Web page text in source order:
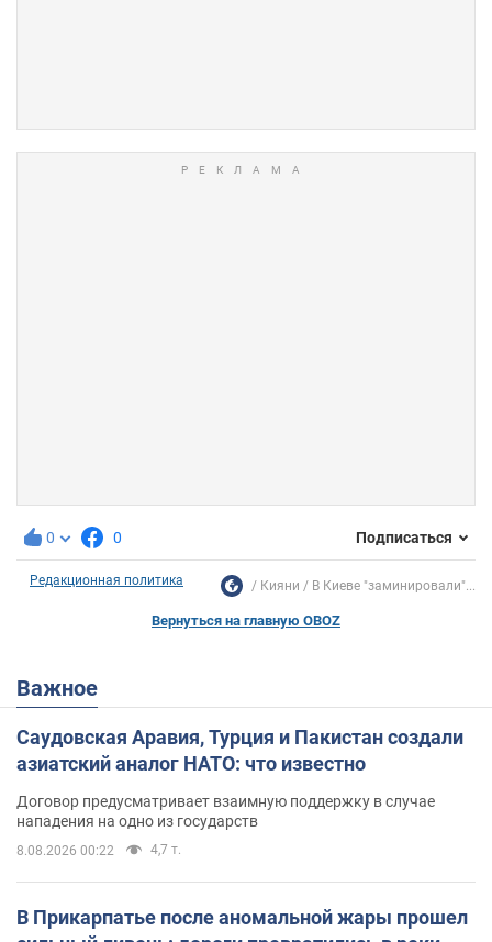
0 0 Подписаться
Редакционная политика Кияни В Киеве "заминировали"...
Вернуться на главную OBOZ
Важное
Саудовская Аравия, Турция и Пакистан создали
азиатский аналог НАТО: что известно
Договор предусматривает взаимную поддержку в случае
нападения на одно из государств
8.08.2026 00:22 4,7 т.
В Прикарпатье после аномальной жары прошел